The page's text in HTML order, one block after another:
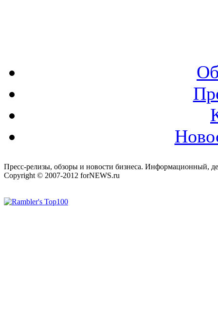
Пресс-релизы, обзоры и новости бизнеса. Информационный,
Copyright © 2007-2012 forNEWS.ru